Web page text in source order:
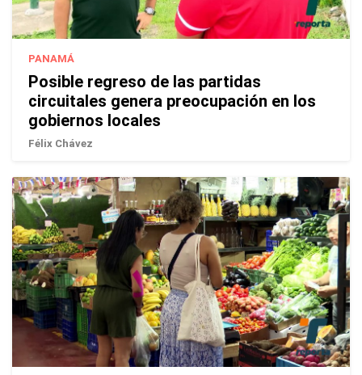
PANAMÁ
Posible regreso de las partidas
circuitales genera preocupación en los
gobiernos locales
Félix Chávez